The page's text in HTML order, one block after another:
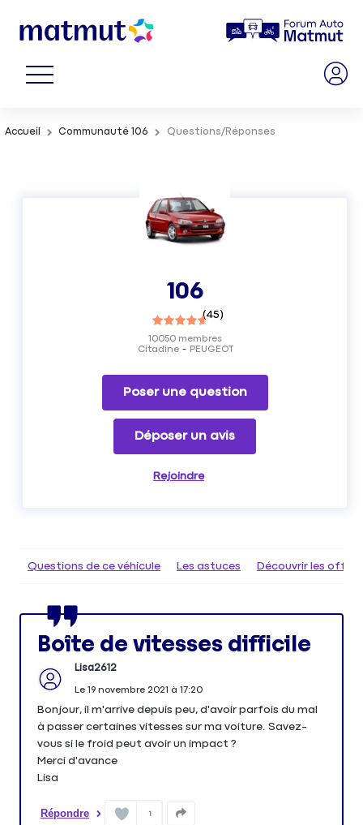
Accueil Communauté 106 Questions/Réponses
106
(45)
Citadine PEUGEOT
10050membres
Poser une question
Déposer un avis
Rejoindre
Questions de ce véhicule Les astuces Découvrir les
Boîte de vitesses difficile
Lisa2612
Le 19 novembre 2021 à 17:20
Bonjour, il m'arrive depuis peu, d'avoir parfois du mal
à passer certaines vitesses sur ma voiture. Savez-
vous si le froid peut avoir un impact ?
Merci d'avance
Répondre 1